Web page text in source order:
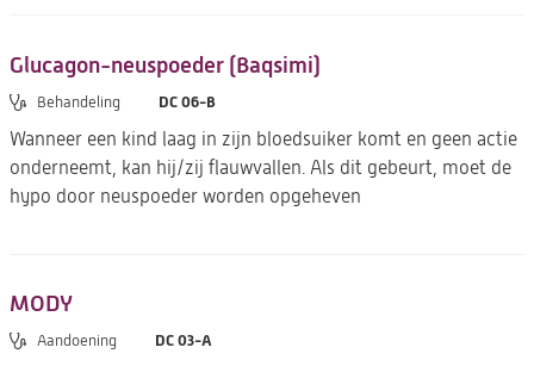
Glucagon-neuspoeder (Baqsimi)
Behandeling DC 06-B
Wanneer een kind laag in zijn bloedsuiker komt en geen actie
onderneemt, kan hij/zij flauwvallen. Als dit gebeurt, moet de
hypo door neuspoeder worden opgeheven
MODY
Aandoening DC 03-A